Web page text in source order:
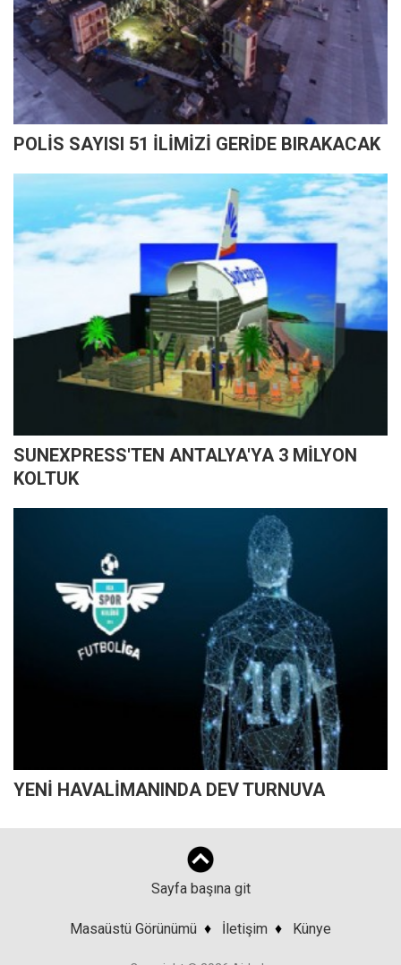
POLİS SAYISI 51 İLİMİZİ GERİDE BIRAKACAK
SUNEXPRESS'TEN ANTALYA'YA 3 MİLYON
KOLTUK
YENİ HAVALİMANINDA DEV TURNUVA
Sayfa başına git
Masaüstü Görünümü ♦ İletişim ♦ Künye